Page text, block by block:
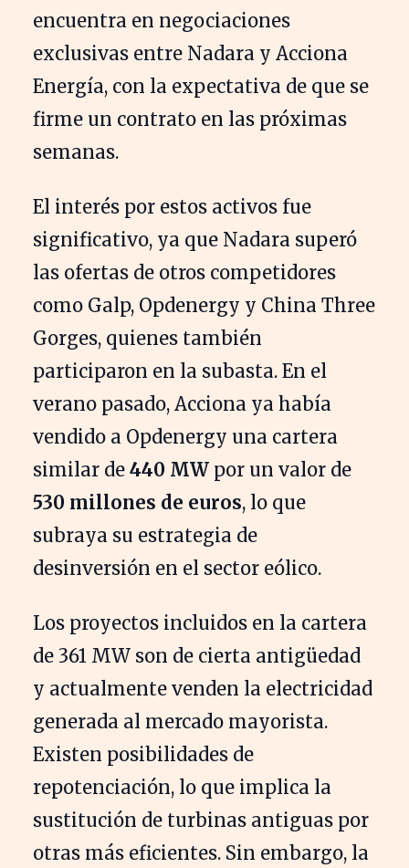
encuentra en negociaciones
exclusivas entre Nadara y Acciona
Energía, con la expectativa de que se
firme un contrato en las próximas
semanas.
El interés por estos activos fue
significativo, ya que Nadara superó
las ofertas de otros competidores
como Galp, Opdenergy y China Three
Gorges, quienes también
participaron en la subasta. En el
verano pasado, Acciona ya había
vendido a Opdenergy una cartera
similar de 440 MW por un valor de
530 millones de euros, lo que
subraya su estrategia de
desinversión en el sector eólico.
Los proyectos incluidos en la cartera
de 361 MW son de cierta antigüedad
y actualmente venden la electricidad
generada al mercado mayorista.
Existen posibilidades de
repotenciación, lo que implica la
sustitución de turbinas antiguas por
otras más eficientes. Sin embargo, la